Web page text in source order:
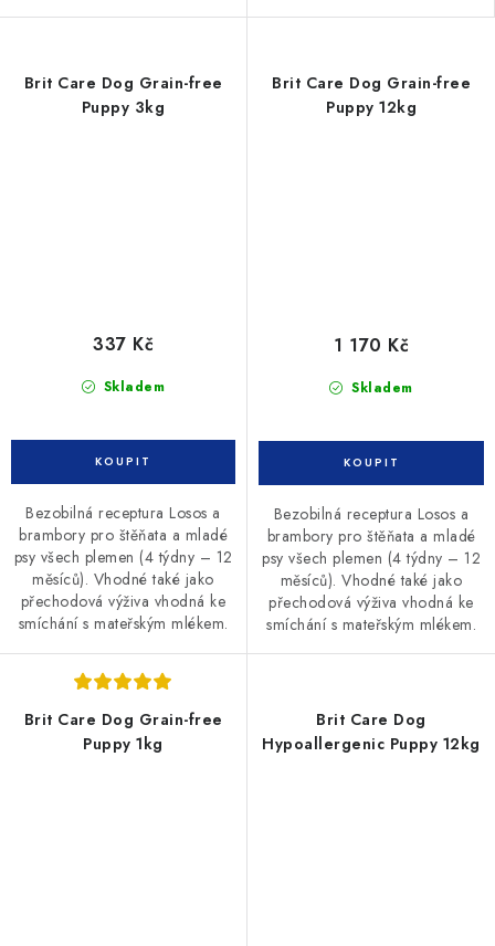
Brit Care Dog Grain-free
Puppy 3kg
Skladem
337 Kč
Bezobilná receptura Losos a
brambory pro štěňata a mladé
psy všech plemen (4 týdny – 12
měsíců). Vhodné také jako
přechodová výživa vhodná ke
smíchání s mateřským mlékem.
Brit Care Dog Grain-free
Puppy 12kg
Skladem
1 170 Kč
Bezobilná receptura Losos a
brambory pro štěňata a mladé
psy všech plemen (4 týdny – 12
měsíců). Vhodné také jako
přechodová výživa vhodná ke
smíchání s mateřským mlékem.
Brit Care Dog Grain-free
Puppy 1kg
Brit Care Dog
Hypoallergenic Puppy 12kg